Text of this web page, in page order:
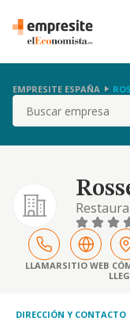
EMPRESITE ESPAÑA
Buscar
LLAMARSITIO WEB
DIRECCIÓN Y CONTACTO